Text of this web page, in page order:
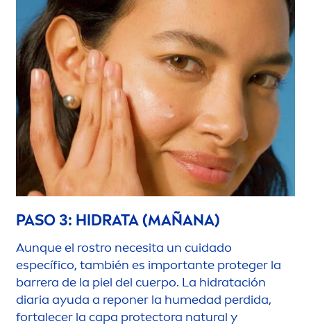
PASO 3: HIDRATA (MAÑANA)
Aunque el rostro necesita un cuidado
específico, también es importante proteger la
barrera de la piel del cuerpo. La hidratación
diaria ayuda a reponer la humedad perdida,
fortalecer la capa protectora natural y